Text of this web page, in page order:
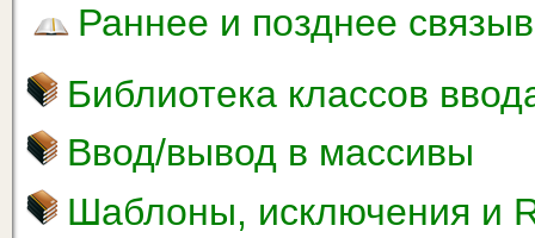
Раннее и позднее
Библиотека классов
Ввод/вывод в массивы
Шаблоны, исключения и